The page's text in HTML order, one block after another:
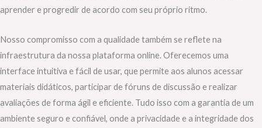
aprender e progredir de acordo com seu próprio ritmo.
Nosso compromisso com a qualidade também se reflete na
infraestrutura da nossa plataforma online. Oferecemos uma
interface intuitiva e fácil de usar, que permite aos alunos acessar
materiais didáticos, participar de fóruns de discussão e realizar
avaliações de forma ágil e eficiente. Tudo isso com a garantia de um
ambiente seguro e confiável, onde a privacidade e a integridade dos